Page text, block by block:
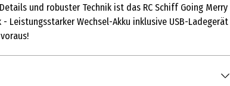
und robuster Technik ist das RC Schiff Going Merry
Wechsel-Akku inklusive USB-Ladegerät